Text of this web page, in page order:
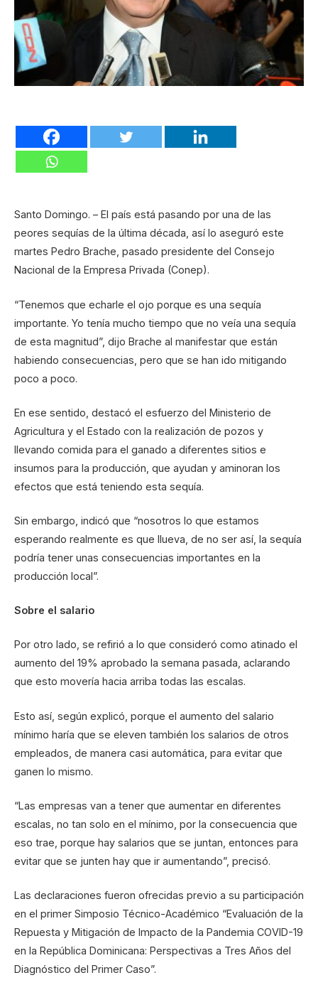
Santo Domingo. – El país está pasando por una de las
peores sequías de la última década, así lo aseguró este
martes Pedro Brache, pasado presidente del Consejo
Nacional de la Empresa Privada (Conep).
“Tenemos que echarle el ojo porque es una sequía
importante. Yo tenía mucho tiempo que no veía una sequía
de esta magnitud”, dijo Brache al manifestar que están
habiendo consecuencias, pero que se han ido mitigando
poco a poco.
En ese sentido, destacó el esfuerzo del Ministerio de
Agricultura y el Estado con la realización de pozos y
llevando comida para el ganado a diferentes sitios e
insumos para la producción, que ayudan y aminoran los
efectos que está teniendo esta sequía.
Sin embargo, indicó que “nosotros lo que estamos
esperando realmente es que llueva, de no ser así, la sequía
podría tener unas consecuencias importantes en la
producción local”.
Sobre el salario
Por otro lado, se refirió a lo que consideró como atinado el
aumento del 19% aprobado la semana pasada, aclarando
que esto movería hacia arriba todas las escalas.
Esto así, según explicó, porque el aumento del salario
mínimo haría que se eleven también los salarios de otros
empleados, de manera casi automática, para evitar que
ganen lo mismo.
“Las empresas van a tener que aumentar en diferentes
escalas, no tan solo en el mínimo, por la consecuencia que
eso trae, porque hay salarios que se juntan, entonces para
evitar que se junten hay que ir aumentando”, precisó.
Las declaraciones fueron ofrecidas previo a su participación
en el primer Simposio Técnico-Académico “Evaluación de la
Repuesta y Mitigación de Impacto de la Pandemia COVID-19
en la República Dominicana: Perspectivas a Tres Años del
Diagnóstico del Primer Caso”.